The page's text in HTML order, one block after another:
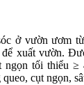
ở vườn ươm
xuất vườn.
ngọn tối thiểu ≥
cụt ngọn,